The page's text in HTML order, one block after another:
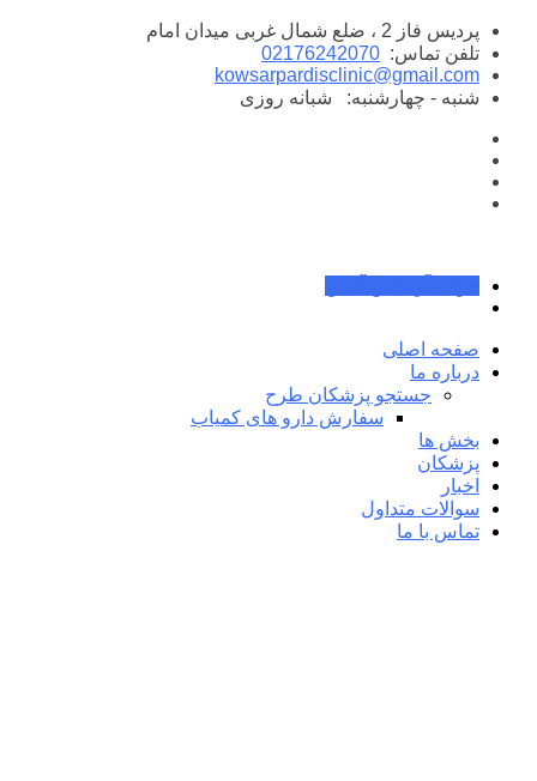
پرش
محتوا
پردیس فاز 2 ، ضلع شمال غربی میدان امام
تلفن تماس: 02176242070
kowsarpardisclinic@gmail.com
شنبه - چهارشنبه:
شبانه روزی
صفحه اصلی
درباره ما
جستجو پزشکان طرح
سفارش دارو های کمیاب
بخش ها
پزشکان
اخبار
سوالات متداول
تماس با ما